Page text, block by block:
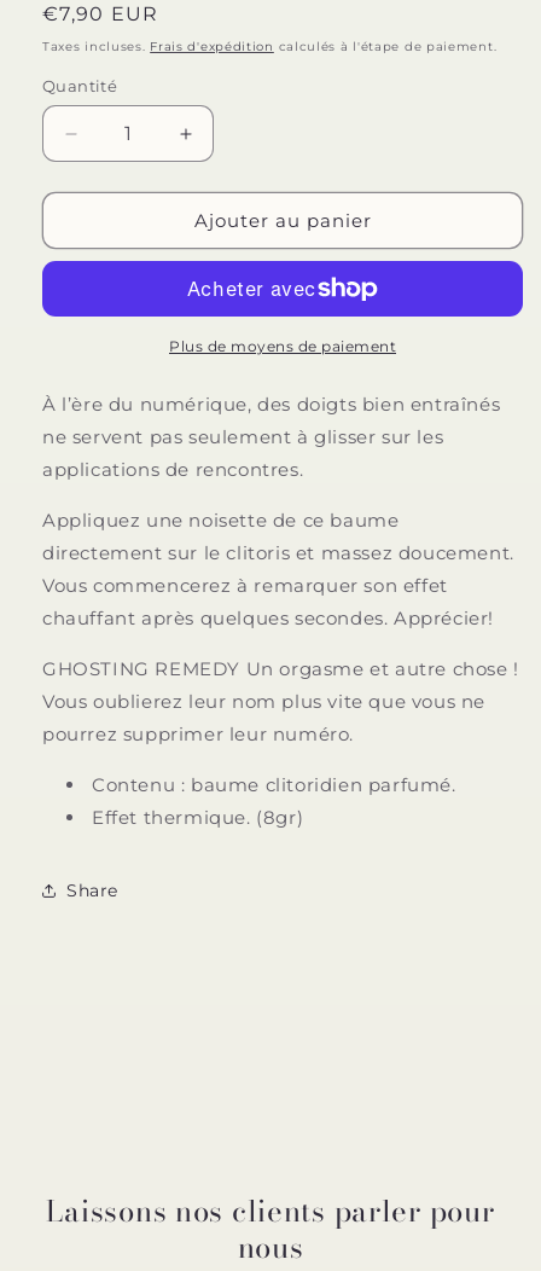
Prix
habituel
€7,90 EUR
Taxes incluses. Frais d'expédition calculés à l'étape de paiement.
Quantité
Quantité
Réduire
la
quantité
BIJOUX
CLITHÉRAPIE
BAUME
REMEDY
Augmenter
la
quantité
de
BIJOUX
CLITHÉRAPIE
BAUME
CLITORIS
REMEDY
Ajouter au panier
Plus de moyens de paiement
À l’ère du numérique, des doigts bien entraînés
ne servent pas seulement à glisser sur les
applications de rencontres.
Appliquez une noisette de ce baume
directement sur le clitoris et massez doucement.
Vous commencerez à remarquer son effet
chauffant après quelques secondes. Apprécier!
GHOSTING REMEDY Un orgasme et autre chose !
Vous oublierez leur nom plus vite que vous ne
pourrez supprimer leur numéro.
Contenu : baume clitoridien parfumé.
Effet thermique. (8gr)
Share
Laissons nos clients parler pour
nous